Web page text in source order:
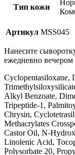
Тип кожи
Артикул MSS045
Нанесите
ежедневно
Cyclopentasiloxane,
Alkyl Benzoate,
Tripeptide-1,
Chrysin,
Methacrylates
Castor Oil, N-
Linolenic Acid,
Polysorbate 20,